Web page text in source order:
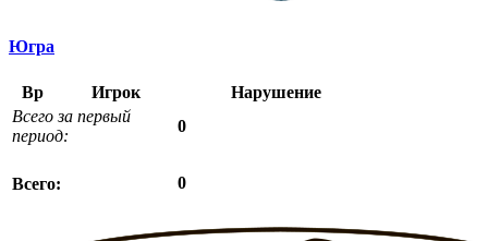
Югра
Вр Игрок
Нарушение
Всего за первый
период:
0
Всего: 0